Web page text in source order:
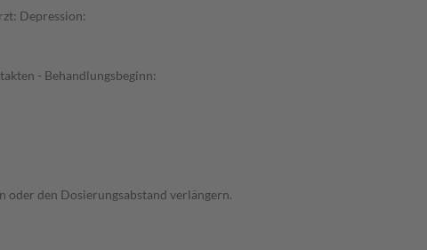
Depression:
- Behandlungsbeginn:
oder den Dosierungsabstand verlängern.